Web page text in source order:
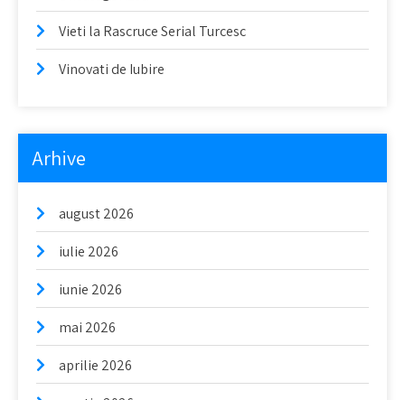
Vieti la Rascruce Serial Turcesc
Vinovati de Iubire
Arhive
august 2026
iulie 2026
iunie 2026
mai 2026
aprilie 2026